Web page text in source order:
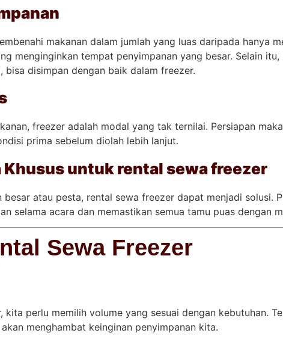
makanan dalam jumlah yang luas daripada hanya
menginginkan tempat penyimpanan yang besar. Selain
bisa disimpan dengan baik dalam freezer.
freezer adalah modal yang tak ternilai. Persiapan
prima sebelum diolah lebih lanjut.
untuk rental sewa freezer
atau pesta, rental sewa freezer dapat menjadi solusi.
selama acara dan memastikan semua tamu puas dengan
Sewa Freezer
kita perlu memilih volume yang sesuai dengan kebutuhan.
menghambat keinginan penyimpanan kita.